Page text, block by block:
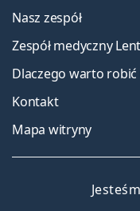
Nasz zespół
Zespół medyczny
Dlaczego warto robić
Kontakt
Mapa witryny